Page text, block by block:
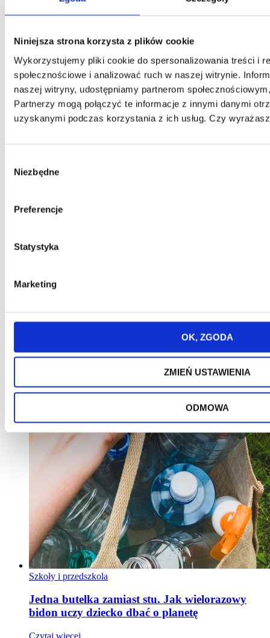
Niniejsza strona korzysta z plików cookie
Wykorzystujemy pliki cookie do spersonalizowania treści i
społecznościowe i analizować ruch w naszej witrynie.
naszej witryny, udostępniamy partnerom
Partnerzy mogą połączyć te informacje z innymi danymi
uzyskanymi podczas korzystania z ich usług. Czy
zgody
Niezbędne
Preferencje
Statystyka
Marketing
OK, ZGODA
ZMIEŃ USTAWIENIA
ODMOWA
Szkoły i przedszkola
Jedna butelka zamiast stu. Jak wielorazowy
bidon uczy dziecko dbać o planetę